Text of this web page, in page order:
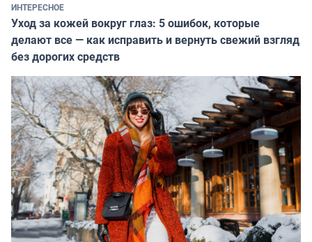
ИНТЕРЕСНОЕ
Уход за кожей вокруг глаз: 5 ошибок, которые
делают все — как исправить и вернуть свежий взгляд
без дорогих средств